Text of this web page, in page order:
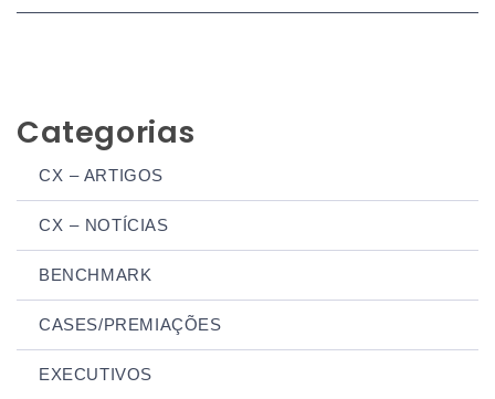
Categorias
CX – ARTIGOS
CX – NOTÍCIAS
BENCHMARK
CASES/PREMIAÇÕES
EXECUTIVOS